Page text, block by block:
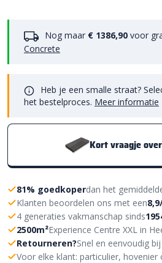
Nog maar € 1386,90 voor
Concrete
Heb je een smalle straat?
het bestelproces. Meer informatie
Kort vraagje
81% goedkoperdan het
Klanten beoordelen ons met een
4 generaties vakmanschap sinds
2500m²Experience Centre XXL in
Retourneren?Snel en eenvoudig
Voor elke klant: particulier, hovenier